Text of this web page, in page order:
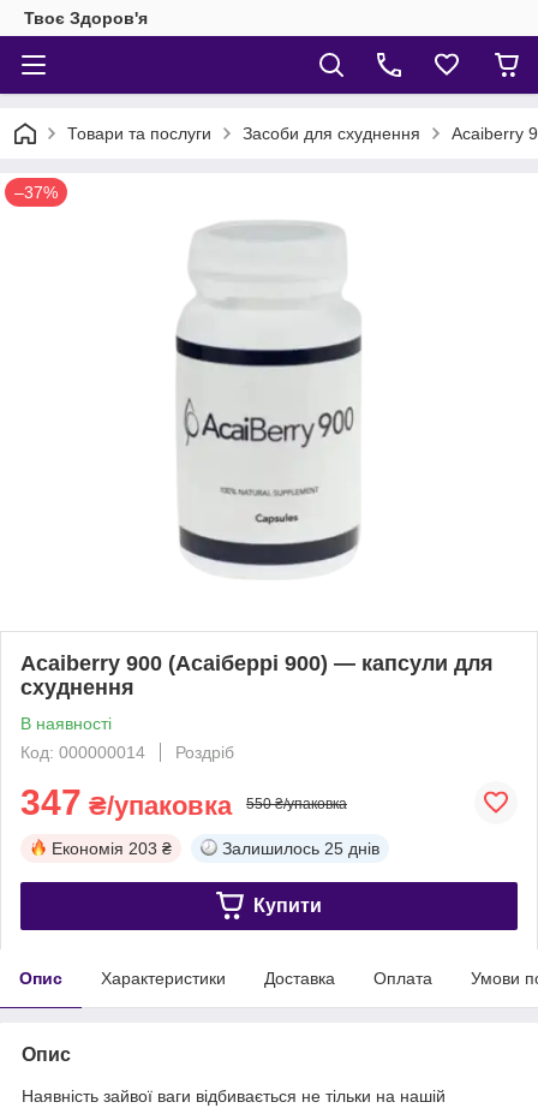
Твоє Здоров'я
Товари та послуги Засоби для схуднення Acaiberry
–37%
Acaiberry 900 (Асаіберрі 900) — капсули для
схуднення
В наявності
Код: 000000014
Роздріб
347 ₴/упаковка 550 ₴/упаковка
Економія 203 ₴ Залишилось 25 днів
Купити
Опис Характеристики Доставка Оплата Умови
Опис
Наявність зайвої ваги відбивається не тільки на нашій